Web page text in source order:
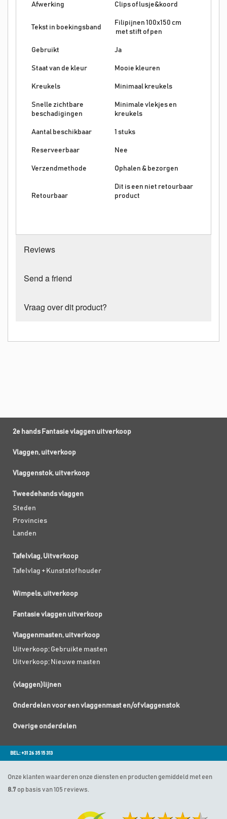
Afwerking Clips of lusje&koord
Tekst in boekingsband
Filipijnen 100x150 cm
met stift of pen
Gebruikt Ja
Staat van de kleur Mooie kleuren
Kreukels Minimaal kreukels
Snelle zichtbare
beschadigingen
Minimale vlekjes en
kreukels
Aantal beschikbaar 1 stuks
Reserveerbaar Nee
Verzendmethode Ophalen & bezorgen
Retourbaar
Dit is een niet retourbaar
product
Reviews
Send a friend
Vraag over dit product?
2e hands Fantasie vlaggen uitverkoop
Vlaggen, uitverkoop
Vlaggenstok, uitverkoop
Tweedehands vlaggen
Steden
Provincies
Landen
Tafelvlag, Uitverkoop
Tafelvlag + Kunststof houder
Wimpels, uitverkoop
Fantasie vlaggen uitverkoop
Vlaggenmasten, uitverkoop
Uitverkoop; Gebruikte masten
Uitverkoop; Nieuwe masten
(vlaggen)lijnen
Onderdelen voor een vlaggenmast en/of vlaggenstok
Overige onderdelen
BEL: +31 26 35 15 313
Onze klanten waarderen onze diensten en producten gemiddeld met een
8.7 op basis van 105 reviews.